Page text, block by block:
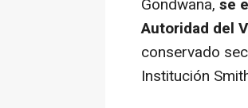
Gondwana, se
Autoridad del
conservado
Institución